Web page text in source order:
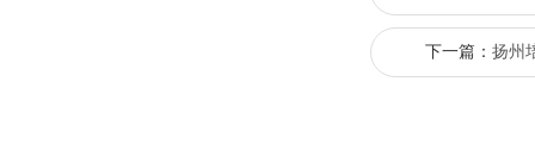
下一篇： 扬州